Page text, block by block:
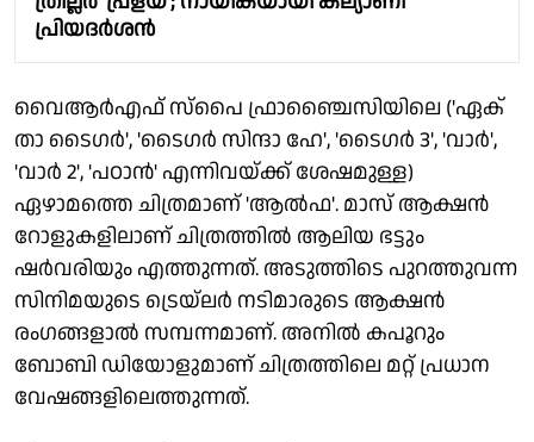
പ്രിയദർശൻ
വൈആർഎഫ് സ്പൈ ഫ്രാഞ്ചൈസിയിലെ ('ഏക്
താ ടൈഗർ', 'ടൈഗർ സിന്ദാ ഹേ', 'ടൈഗർ 3', 'വാർ',
'വാർ 2', 'പഠാൻ' എന്നിവയ്ക്ക് ശേഷമുള്ള)
ഏഴാമത്തെ ചിത്രമാണ് 'ആൽഫ'. മാസ് ആക്ഷൻ
റോളുകളിലാണ് ചിത്രത്തിൽ ആലിയ ഭട്ടും
ഷർവരിയും എത്തുന്നത്. അടുത്തിടെ പുറത്തുവന്ന
സിനിമയുടെ ട്രെയ്‌ലർ നടിമാരുടെ ആക്ഷൻ
രംഗങ്ങളാൽ സമ്പന്നമാണ്. അനിൽ കപൂറും
ബോബി ഡിയോളുമാണ് ചിത്രത്തിലെ മറ്റ് പ്രധാന
വേഷങ്ങളിലെത്തുന്നത്.